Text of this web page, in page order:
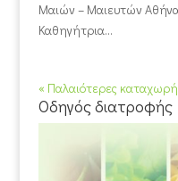
Μαιών – Μαιευτών
Καθηγήτρια...
« Παλαιότερες
Οδηγός διατροφής